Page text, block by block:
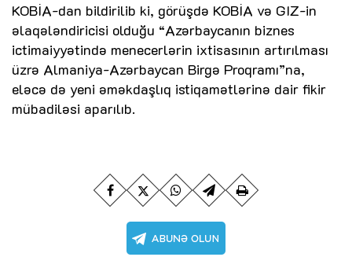
KOBİA-dan bildirilib ki, görüşdə KOBİA və GIZ-in
əlaqələndiricisi olduğu “Azərbaycanın biznes
ictimaiyyətində menecerlərin ixtisasının artırılması
üzrə Almaniya-Azərbaycan Birgə Proqramı”na,
eləcə də yeni əməkdaşlıq istiqamətlərinə dair fikir
mübadiləsi aparılıb.